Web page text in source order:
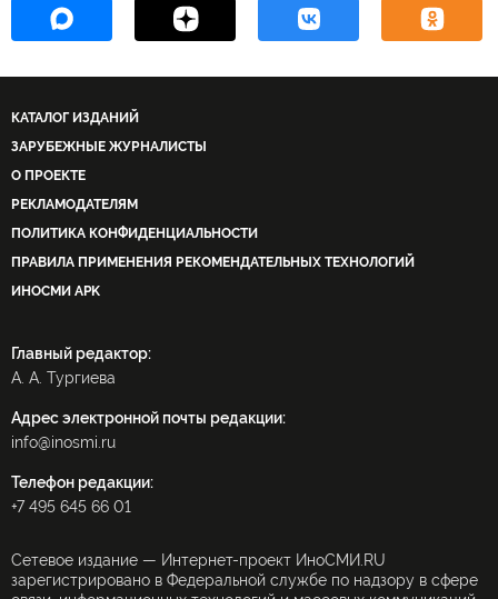
КАТАЛОГ ИЗДАНИЙ
ЗАРУБЕЖНЫЕ ЖУРНАЛИСТЫ
О ПРОЕКТЕ
РЕКЛАМОДАТЕЛЯМ
ПОЛИТИКА КОНФИДЕНЦИАЛЬНОСТИ
ПРАВИЛА ПРИМЕНЕНИЯ РЕКОМЕНДАТЕЛЬНЫХ ТЕХНОЛОГИЙ
ИНОСМИ APK
Главный редактор:
А. А. Тургиева
Адрес электронной почты редакции:
info@inosmi.ru
Телефон редакции:
+7 495 645 66 01
Сетевое издание — Интернет-проект ИноСМИ.RU
зарегистрировано в Федеральной службе по надзору в сфере